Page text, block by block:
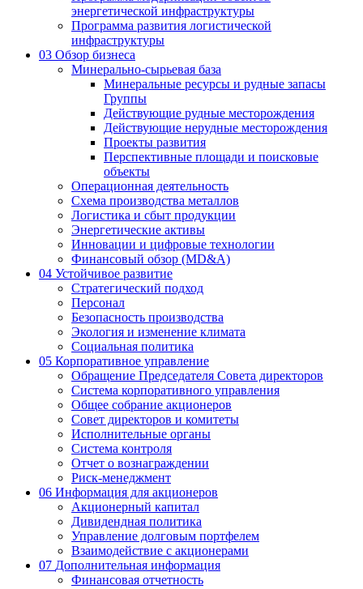
энергетической инфраструктуры
Программа развития логистической
инфраструктуры
03 Обзор бизнеса
Минерально-сырьевая база
Минеральные ресурсы и рудные запасы
Группы
Действующие рудные месторождения
Действующие нерудные месторождения
Проекты развития
Перспективные площади и поисковые
объекты
Операционная деятельность
Схема производства металлов
Логистика и сбыт продукции
Энергетические активы
Инновации и цифровые технологии
Финансовый обзор (MD&A)
04 Устойчивое развитие
Стратегический подход
Персонал
Безопасность производства
Экология и изменение климата
Социальная политика
05 Корпоративное управление
Обращение Председателя Совета директоров
Система корпоративного управления
Общее собрание акционеров
Совет директоров и комитеты
Исполнительные органы
Система контроля
Отчет о вознаграждении
Риск-менеджмент
06 Информация для акционеров
Акционерный капитал
Дивидендная политика
Управление долговым портфелем
Взаимодействие с акционерами
07 Дополнительная информация
Финансовая отчетность